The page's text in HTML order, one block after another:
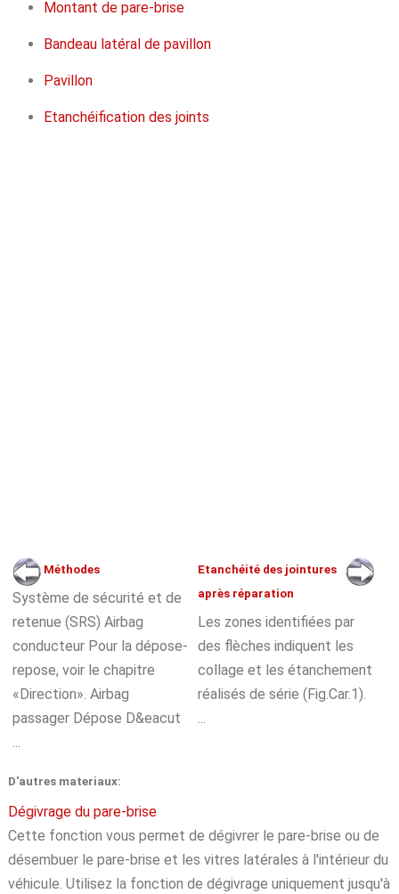
Montant de pare-brise
Bandeau latéral de pavillon
Pavillon
Etanchéification des joints
Méthodes
Système de sécurité et de
retenue (SRS) Airbag
conducteur Pour la dépose-
repose, voir le chapitre
«Direction». Airbag
passager Dépose D&eacut
Etanchéité des jointures
après réparation
Les zones identifiées par
des flèches indiquent les
collage et les étanchement
réalisés de série (Fig.Car.1).
D'autres materiaux:
Dégivrage du pare-brise
Cette fonction vous permet de dégivrer le pare-brise ou de
désembuer le pare-brise et les vitres latérales à l'intérieur du
véhicule. Utilisez la fonction de dégivrage uniquement jusqu'à